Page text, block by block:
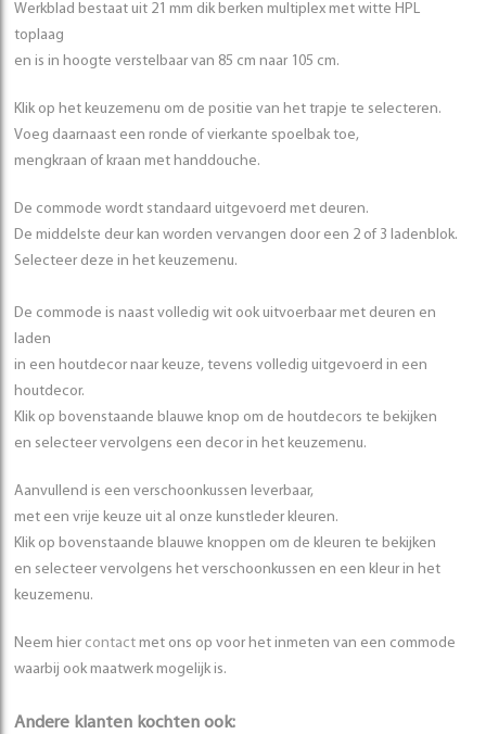
Werkblad bestaat uit 21 mm dik berken multiplex met witte HPL
toplaag
en is in hoogte verstelbaar van 85 cm naar 105 cm.
Klik op het keuzemenu om de positie van het trapje te selecteren.
Voeg daarnaast een ronde of vierkante spoelbak toe,
mengkraan of kraan met handdouche.
De commode wordt standaard uitgevoerd met deuren.
De middelste deur kan worden vervangen door een 2 of 3 ladenblok.
Selecteer deze in het keuzemenu.
De commode is naast volledig wit ook uitvoerbaar met deuren en
laden
in een houtdecor naar keuze, tevens volledig uitgevoerd in een
houtdecor.
Klik op bovenstaande blauwe knop om de houtdecors te bekijken
en selecteer vervolgens een decor in het keuzemenu.
Aanvullend is een verschoonkussen leverbaar,
met een vrije keuze uit al onze kunstleder kleuren.
Klik op bovenstaande blauwe knoppen om de kleuren te bekijken
en selecteer vervolgens het verschoonkussen en een kleur in het
keuzemenu.
Neem hier contact met ons op voor het inmeten van een commode
waarbij ook maatwerk mogelijk is.
Andere klanten kochten ook: